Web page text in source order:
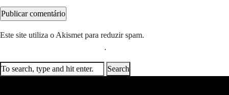
Este site utiliza o Akismet para reduzir spam.
.
Search